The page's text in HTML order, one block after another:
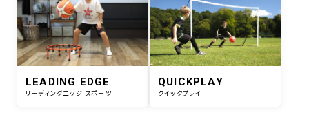
LEADING EDGE
リーディングエッジ スポーツ
QUICKPLAY
クイックプレイ